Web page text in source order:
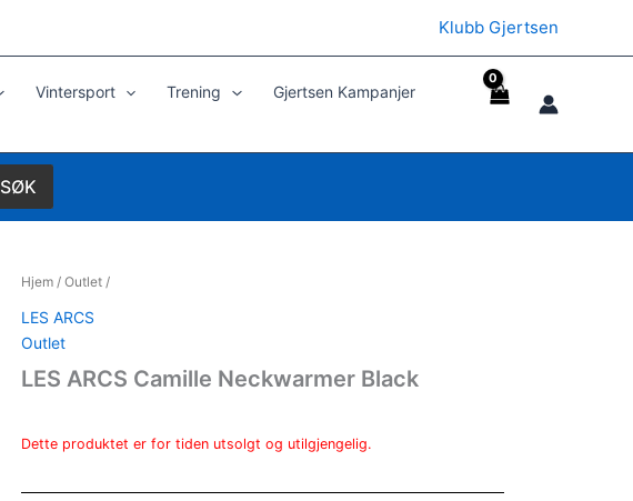
Klubb Gjertsen
Vintersport Trening
Gjertsen Kampanjer
SØK
Hjem/ Outlet/
LES ARCS
Outlet
LES ARCS Camille Neckwarmer Black
Dette produktet er for tiden utsolgt og utilgjengelig.